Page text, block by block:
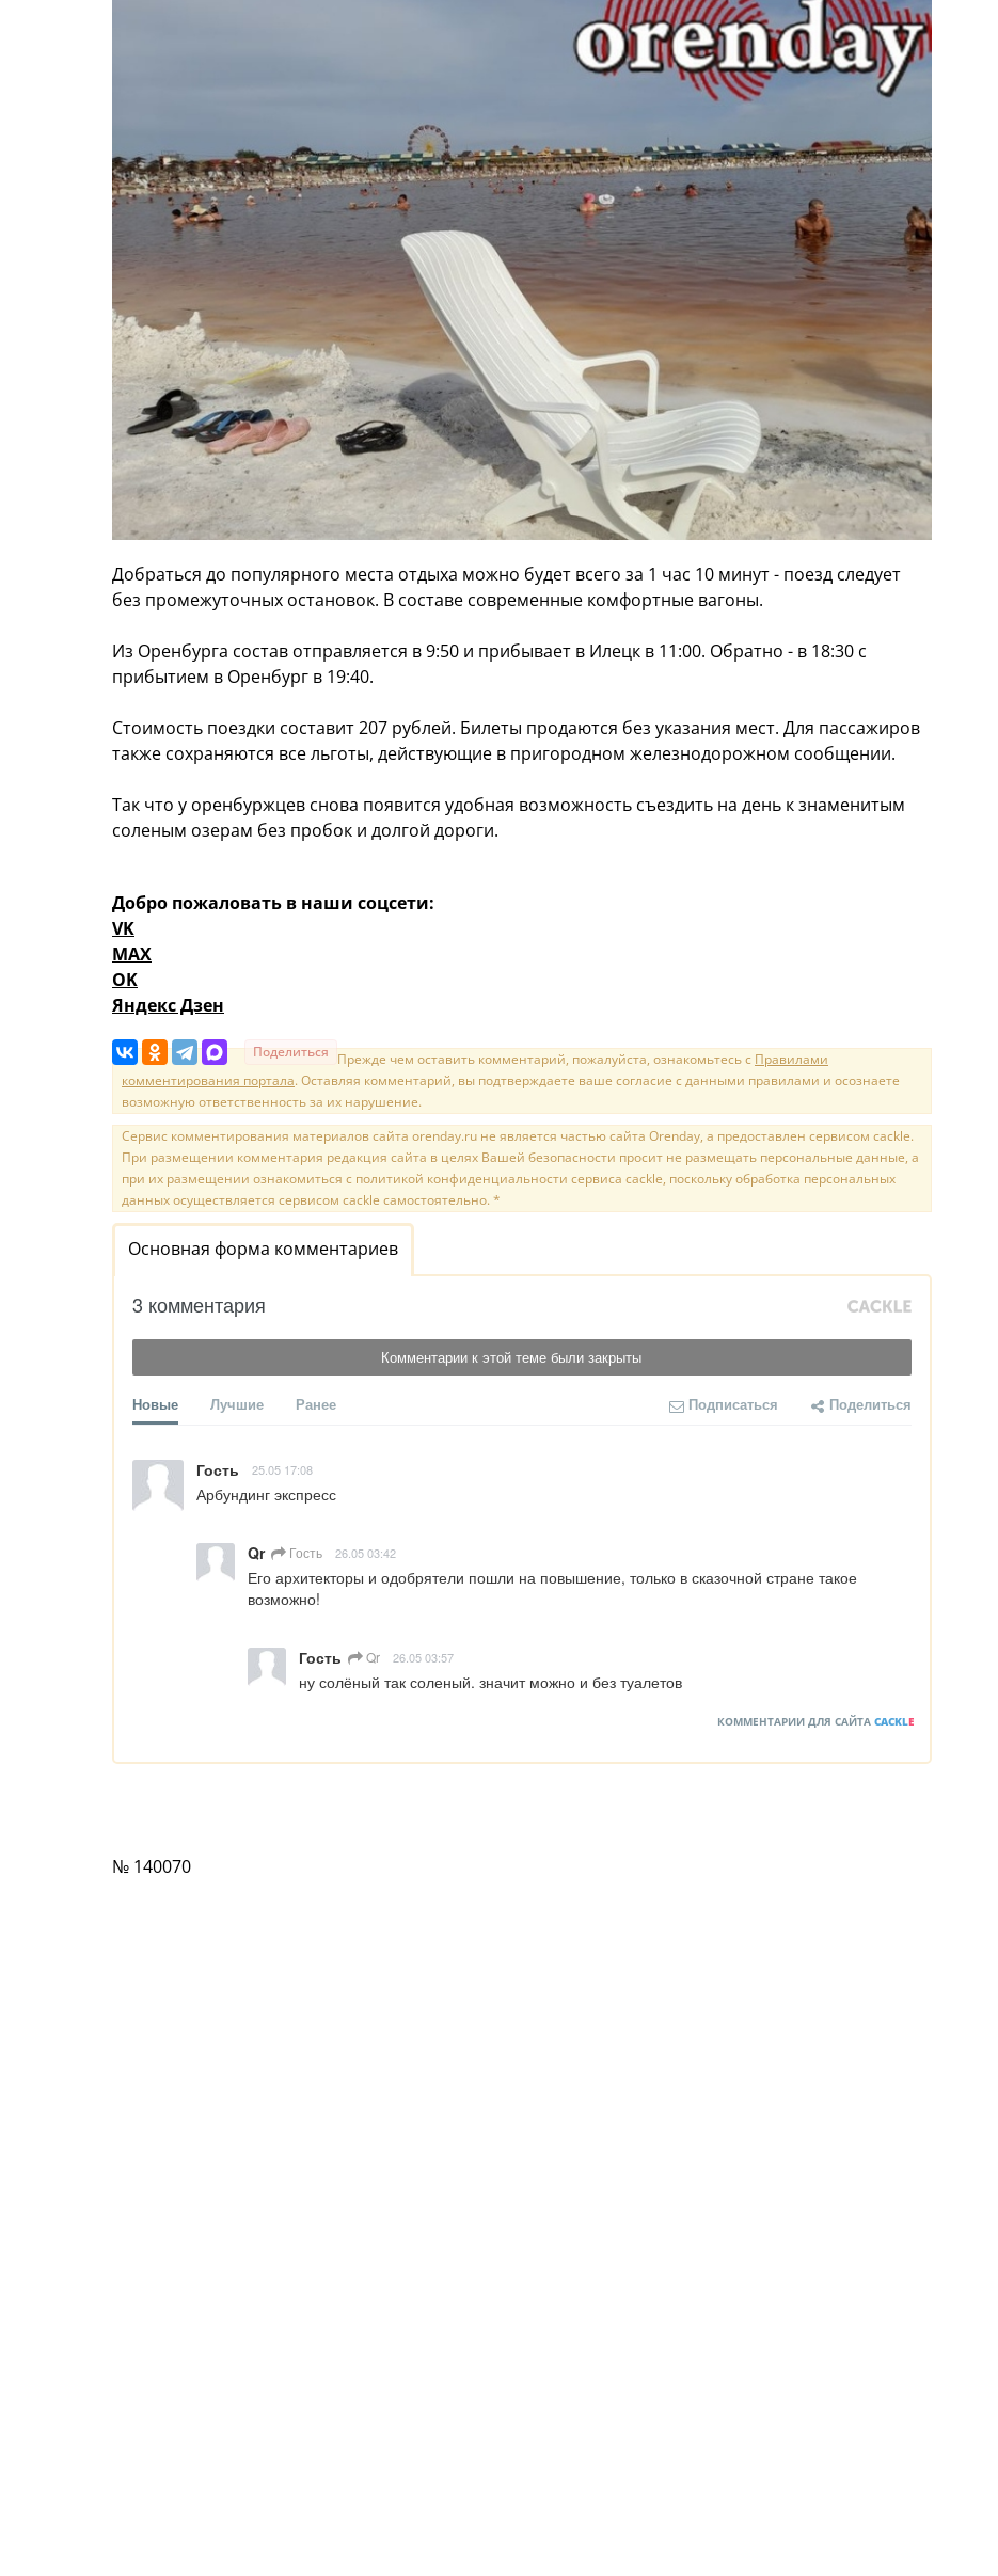
Добраться до популярного места отдыха можно будет всего за 1 час 10 минут - поезд следует
без промежуточных остановок. В составе современные комфортные вагоны.
Из Оренбурга состав отправляется в 9:50 и прибывает в Илецк в 11:00. Обратно - в 18:30 с
прибытием в Оренбург в 19:40.
Стоимость поездки составит 207 рублей. Билеты продаются без указания мест. Для пассажиров
также сохраняются все льготы, действующие в пригородном железнодорожном сообщении.
Так что у оренбуржцев снова появится удобная возможность съездить на день к знаменитым
соленым озерам без пробок и долгой дороги.
Добро пожаловать в наши соцсети:
VK
MAX
OK
Яндекс Дзен
Поделиться Прежде чем оставить комментарий, пожалуйста, ознакомьтесь с Правилами
комментирования портала. Оставляя комментарий, вы подтверждаете ваше согласие с данными правилами и осознаете
возможную ответственность за их нарушение.
Сервис комментирования материалов сайта orenday.ru не является частью сайта Orenday, а предоставлен сервисом cackle.
При размещении комментария редакция сайта в целях Вашей безопасности просит не размещать персональные данные, а
при их размещении ознакомиться с политикой конфиденциальности сервиса cackle, поскольку обработка персональных
данных осуществляется сервисом cackle самостоятельно. *
Основная форма комментариев
3 комментария
Комментарии к этой теме были закрыты
Новые Лучшие Ранее Подписаться Поделиться
Гость 25.05 17:08
Арбундинг экспресс
Qr Гость 26.05 03:42
Его архитекторы и одобрятели пошли на повышение, только в сказочной стране такое
возможно!
Гость Qr 26.05 03:57
ну солёный так соленый. значит можно и без туалетов
КОММЕНТАРИИ ДЛЯ САЙТА CACKLE
№ 140070